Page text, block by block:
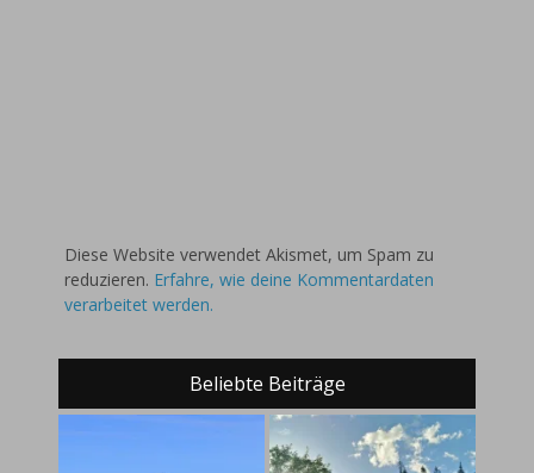
Diese Website verwendet Akismet, um Spam zu
reduzieren. Erfahre, wie deine Kommentardaten
verarbeitet werden.
Beliebte Beiträge